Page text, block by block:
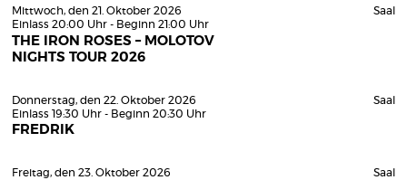
Mittwoch, den 21. Oktober 2026
Einlass 20:00 Uhr - Beginn 21:00 Uhr
THE IRON ROSES – MOLOTOV
NIGHTS TOUR 2026
Saal
Donnerstag, den 22. Oktober 2026
Einlass 19:30 Uhr - Beginn 20:30 Uhr
FREDRIK
Saal
Freitag, den 23. Oktober 2026
Saal